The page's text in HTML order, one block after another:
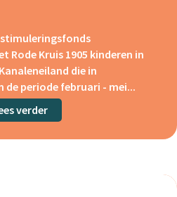
Rode Kruis 1905 kinderen in
die in
de periode februari - mei...
verderabout Rode Kruis